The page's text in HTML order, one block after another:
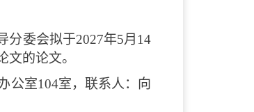
分委会拟于2027年5月14
的论文。
公室104室，联系人：向